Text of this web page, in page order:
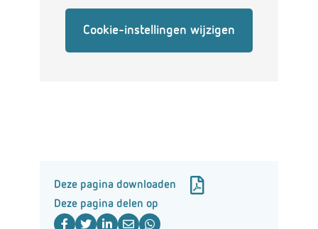
Cookie-instellingen wijzigen
Deze pagina downloaden
Deze pagina delen op